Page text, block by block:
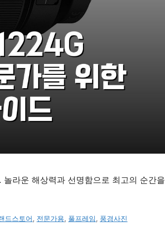
라운 해상력과 선명함으로 최고의 순간을
드스토어, 전문가용, 풀프레임, 풍경사진